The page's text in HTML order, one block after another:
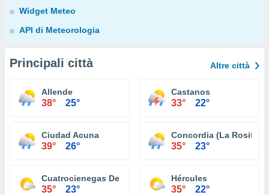
Widget Meteo
API di Meteorologia
Principali città Altre città
Allende
38° 25°
Castanos
33° 22°
Ciudad Acuna
39° 26°
Concordia (La Rosita)
35° 23°
Cuatrocienegas De Carranza
35° 23°
Hércules
35° 22°